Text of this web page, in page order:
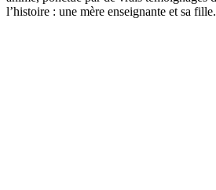
l’histoire : une mère enseignante et sa fille.